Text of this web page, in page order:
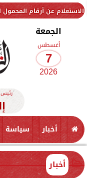
المحمول المرتبطة
الجمعة
أغسطس
7
2026
رئيس
أخبار سياسة
أخبار